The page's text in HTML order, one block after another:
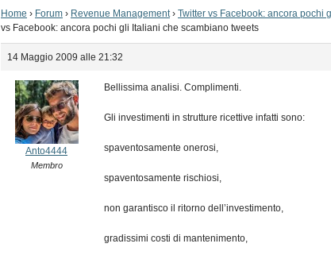
Home › Forum › Revenue Management › Twitter vs Facebook: ancora pochi
vs Facebook: ancora pochi gli Italiani che scambiano tweets
14 Maggio 2009 alle 21:32
Anto4444
Membro
Bellissima analisi. Complimenti.
Gli investimenti in strutture ricettive infatti sono:
spaventosamente onerosi,
spaventosamente rischiosi,
non garantisco il ritorno dell’investimento,
gradissimi costi di mantenimento,